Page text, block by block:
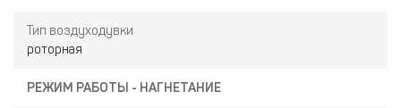
Тип воздуходувки
роторная
РЕЖИМ РАБОТЫ - НАГНЕТАНИЕ